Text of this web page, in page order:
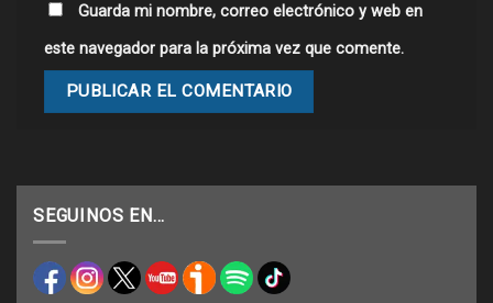
Guarda mi nombre, correo electrónico y web en
este navegador para la próxima vez que comente.
SEGUINOS EN…